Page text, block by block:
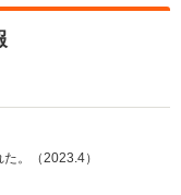
。（2023.4）